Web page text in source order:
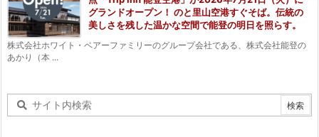
グランドオープン！ のと里山空港すぐそば。伝統の
美しさを残した温かな空間で能登の明日を照らす。
株式会社ホワイト・ベアーファミリーのグループ会社である、株式会社能登の
あかり（本 ...